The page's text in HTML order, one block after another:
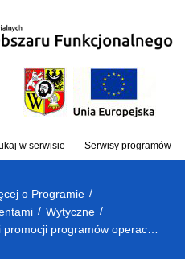
w serwisie Serwisy programów
o Programie /
/ Wytyczne /